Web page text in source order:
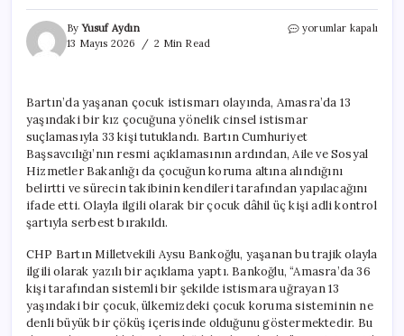
ByYusuf Aydın
13 Mayıs 2026
2 Min Read
Bartın’da
Kişi
Tutuklandı,
CHP’li
Aysu
Bankoğlu’ndan
Açıklamalar
için
yorumlar kapalı
Bartın’da yaşanan çocuk istismarı olayında, Amasra’da 13
yaşındaki bir kız çocuğuna yönelik cinsel istismar
suçlamasıyla 33 kişi tutuklandı. Bartın Cumhuriyet
Başsavcılığı’nın resmi açıklamasının ardından, Aile ve Sosyal
Hizmetler Bakanlığı da çocuğun koruma altına alındığını
belirtti ve sürecin takibinin kendileri tarafından yapılacağını
ifade etti. Olayla ilgili olarak bir çocuk dâhil üç kişi adli kontrol
şartıyla serbest bırakıldı.
CHP Bartın Milletvekili Aysu Bankoğlu, yaşanan bu trajik olayla
ilgili olarak yazılı bir açıklama yaptı. Bankoğlu, “Amasra’da 36
kişi tarafından sistemli bir şekilde istismara uğrayan 13
yaşındaki bir çocuk, ülkemizdeki çocuk koruma sisteminin ne
denli büyük bir çöküş içerisinde olduğunu göstermektedir. Bu